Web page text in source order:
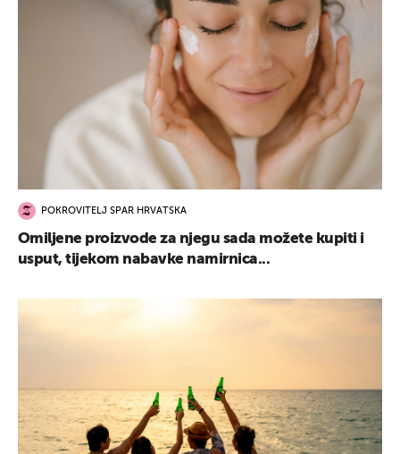
POKROVITELJ SPAR HRVATSKA
Omiljene proizvode za njegu sada možete kupiti i
usput, tijekom nabavke namirnica...